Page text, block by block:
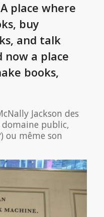
place where
buy
and talk
now a place
books,
Jackson des
public,
ou même son